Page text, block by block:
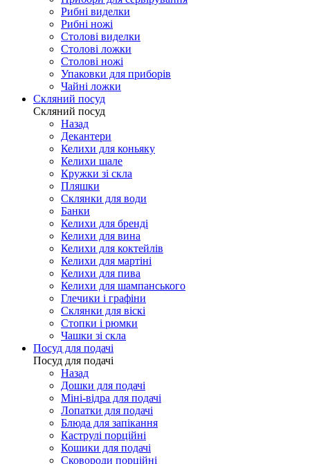
Рибні виделки
Рибні ножі
Столові виделки
Столові ложки
Столові ножі
Упаковки для приборів
Чайні ложки
Скляний посуд
Скляний посуд
Назад
Декантери
Келихи для коньяку
Келихи шале
Кружки зі скла
Пляшки
Склянки для води
Банки
Келихи для бренді
Келихи для вина
Келихи для коктейлів
Келихи для мартіні
Келихи для пива
Келихи для шампанського
Глечики і графіни
Склянки для віскі
Стопки і рюмки
Чашки зі скла
Посуд для подачі
Посуд для подачі
Назад
Дошки для подачі
Міні-відра для подачі
Лопатки для подачі
Блюда для запікання
Каструлі порційні
Кошики для подачі
Сковороди порційні